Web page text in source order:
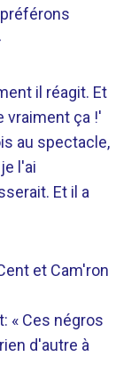
il réagit. Et
vraiment ça !'
au spectacle,
l'ai
Et il a
et Cam'ron
« Ces négros
d'autre à